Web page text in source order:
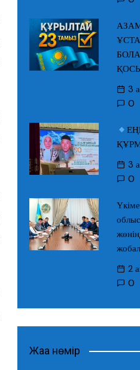
3
0
3
0
2
0
Жаңа нөмір